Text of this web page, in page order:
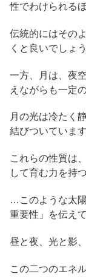
性でわけられる
伝統的にはその
くと良いでしょう
一方、月は、夜
えながらも一定
月の光は冷たく
結びついています
これらの性質は
して育む力を持
…このような太
重要性」を伝え
昼と夜、光と影
この二つのエネ